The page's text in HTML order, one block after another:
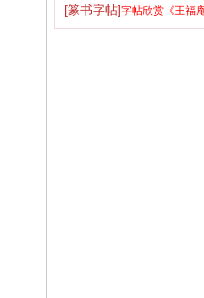
[篆书字帖]字帖欣赏《王福